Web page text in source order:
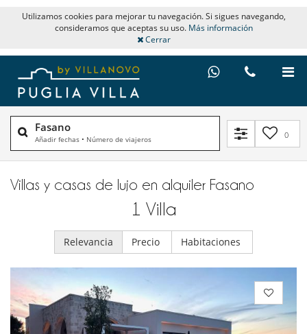
Utilizamos cookies para mejorar tu navegación. Si sigues navegando,
consideramos que aceptas su uso. Más información
Cerrar
Fasano
Añadir fechas • Número de viajeros 0
Villas y casas de lujo en alquiler​ Fasano
1 Villa
Relevancia Precio Habitaciones